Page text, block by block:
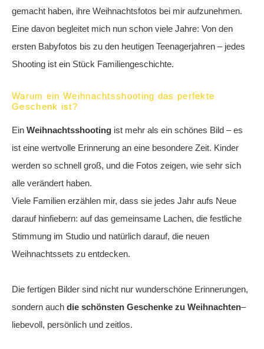
gemacht haben, ihre Weihnachtsfotos bei mir aufzunehmen.
Eine davon begleitet mich nun schon viele Jahre: Von den
ersten Babyfotos bis zu den heutigen Teenagerjahren – jedes
Shooting ist ein Stück Familiengeschichte.
Warum ein Weihnachtsshooting das perfekte
Geschenk ist?
Ein Weihnachtsshooting ist mehr als ein schönes Bild – es
ist eine wertvolle Erinnerung an eine besondere Zeit. Kinder
werden so schnell groß, und die Fotos zeigen, wie sehr sich
alle verändert haben.
Viele Familien erzählen mir, dass sie jedes Jahr aufs Neue
darauf hinfiebern: auf das gemeinsame Lachen, die festliche
Stimmung im Studio und natürlich darauf, die neuen
Weihnachtssets zu entdecken.
Die fertigen Bilder sind nicht nur wunderschöne Erinnerungen,
sondern auch die schönsten Geschenke zu Weihnachten–
liebevoll, persönlich und zeitlos.